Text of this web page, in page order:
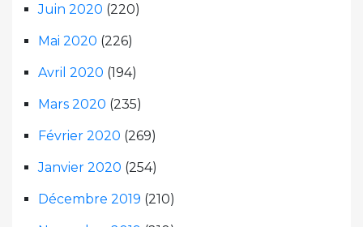
Juin 2020 (220)
Mai 2020 (226)
Avril 2020 (194)
Mars 2020 (235)
Février 2020 (269)
Janvier 2020 (254)
Décembre 2019 (210)